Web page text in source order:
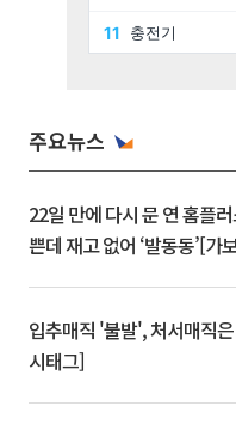
주요뉴스
22일 만에 다시 문 연 홈플
쁜데 재고 없어 ‘발동동’[가
입추매직 '불발', 처서매직
시태그]